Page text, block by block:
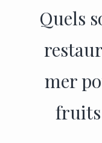
Quels
mer
fruits